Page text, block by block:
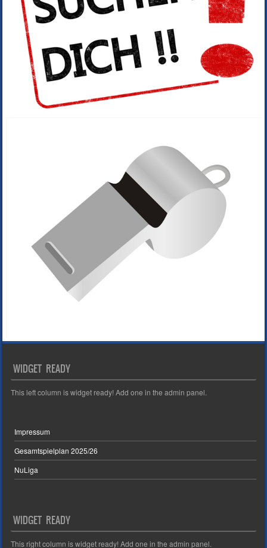
WIDGET READY
This left column is widget ready! Add one in the admin panel.
Impressum
Gesamtspielplan 2025/26
NuLiga
WIDGET READY
This right column is widget ready! Add one in the admin panel.